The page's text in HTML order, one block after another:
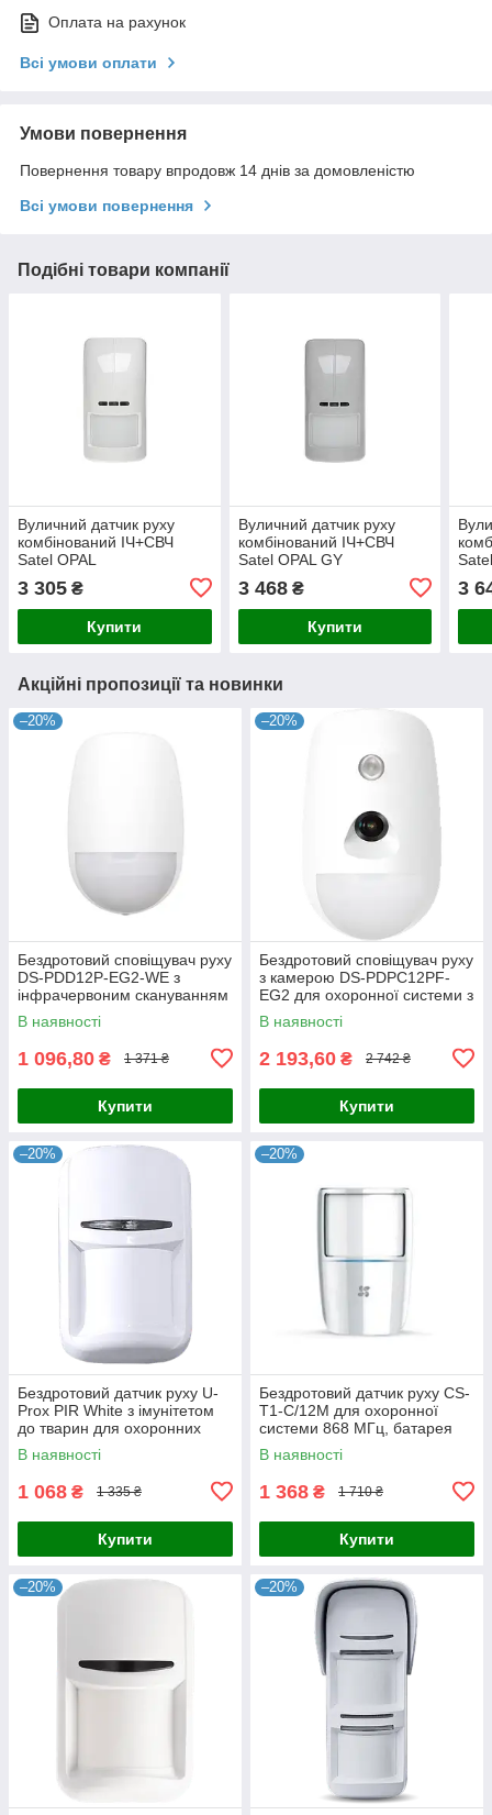
Оплата на рахунок
Всі умови оплати
Умови повернення
Повернення товару впродовж 14 днів за домовленістю
Всі умови повернення
Подібні товари компанії
Вуличний датчик руху
комбінований ІЧ+СВЧ
Satel OPAL
3 305 ₴
Купити
Вуличний датчик руху
комбінований ІЧ+СВЧ
Satel OPAL GY
3 468₴
Купити
3
Акційні пропозиції та новинки
–20%
Бездротовий сповіщувач руху
DS-PDD12P-EG2-WE з
інфрачервоним скануванням
на 12 метрів для охоронної
системи з тривалим терміном
В наявності
1 096,80 ₴ 1 371 ₴
Купити
–20%
Бездротовий сповіщувач руху
з камерою DS-PDPC12PF-
EG2 для охоронної системи з
інфрачервоною технологією
та дистанційним переглядом
В наявності
2 193,60 ₴ 2 742 ₴
Купити
–20%
Бездротовий датчик руху U-
Prox PIR White з імунітетом
до тварин для охоронних
систем, термокомпенсація,
регулювання чутливості,
В наявності
1 068 ₴ 1 335 ₴
Купити
–20%
Бездротовий датчик руху CS-
T1-C/12M для охоронної
системи 868 МГц, батарея
CR123, температурний
діапазон -10 °C - 60 °C,
В наявності
1 368 ₴ 1 710 ₴
Купити
–20% –20%